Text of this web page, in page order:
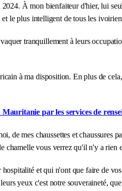
À mon bienfaiteur d'hier, lui
le plus intelligent de tous les
tranquillement à leurs
à ma disposition. En plus de
par les services de
de mes chaussettes et
chamelle vous verrez qu'il n'y a rien
et qui n'ont que faire de
yeux c'est notre souveraineté,